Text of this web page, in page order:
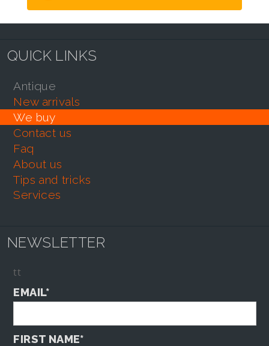
QUICK LINKS
antique
new arrivals
we buy
contact us
faq
about us
tips and tricks
services
NEWSLETTER
tt
EMAIL*
FIRST NAME*